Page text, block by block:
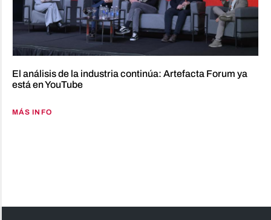
El análisis de la industria continúa: Artefacta Forum ya
está en YouTube
MÁS INFO